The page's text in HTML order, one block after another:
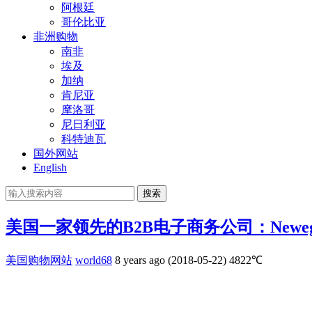
阿根廷
哥伦比亚
非洲购物
南非
埃及
加纳
肯尼亚
摩洛哥
尼日利亚
科特迪瓦
国外网站
English
搜索
美国一家领先的B2B电子商务公司：
美国购物网站 world68 8 years ago (2018-05-22) 4822℃